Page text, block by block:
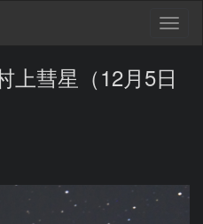
上彗星（12月5日